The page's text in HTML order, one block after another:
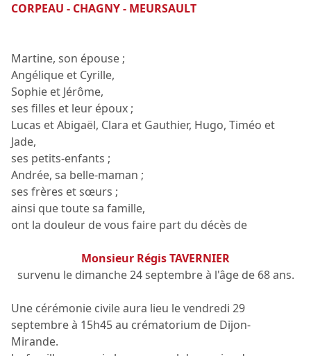
CORPEAU - CHAGNY - MEURSAULT
Martine, son épouse ;
Angélique et Cyrille,
Sophie et Jérôme,
ses filles et leur époux ;
Lucas et Abigaël, Clara et Gauthier, Hugo, Timéo et
Jade,
ses petits-enfants ;
Andrée, sa belle-maman ;
ses frères et sœurs ;
ainsi que toute sa famille,
ont la douleur de vous faire part du décès de
Monsieur Régis TAVERNIER
survenu le dimanche 24 septembre à l'âge de 68 ans.
Une cérémonie civile aura lieu le vendredi 29
septembre à 15h45 au crématorium de Dijon-
Mirande.